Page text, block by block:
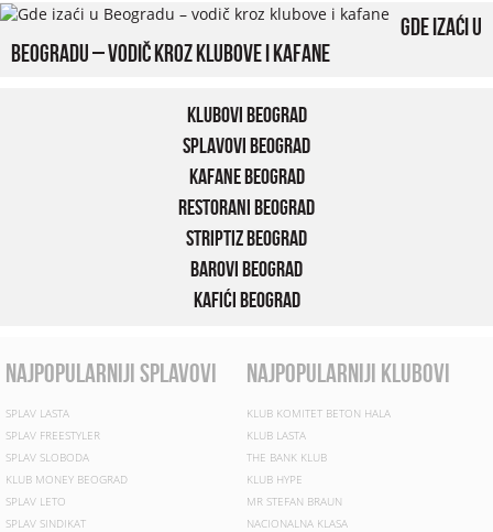
Gde izaći u
Beogradu – vodič kroz klubove i kafane
Klubovi Beograd
Splavovi Beograd
Kafane Beograd
Restorani Beograd
Striptiz Beograd
Barovi Beograd
Kafići Beograd
najpopularniji splavovi
SPLAV LASTA
SPLAV FREESTYLER
SPLAV SLOBODA
KLUB MONEY BEOGRAD
SPLAV LETO
SPLAV SINDIKAT
najpopularniji klubovi
KLUB KOMITET BETON HALA
KLUB LASTA
THE BANK KLUB
KLUB HYPE
MR STEFAN BRAUN
NACIONALNA KLASA